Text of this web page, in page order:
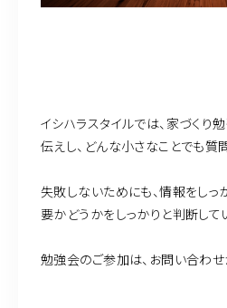
イシハラスタイルでは、家づくり
伝えし、どんな小さなことでも質
失敗しないためにも、情報をし
要かどうかをしっかりと判断し
勉強会のご参加は、お問い合わ